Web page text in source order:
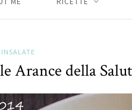
Arance della